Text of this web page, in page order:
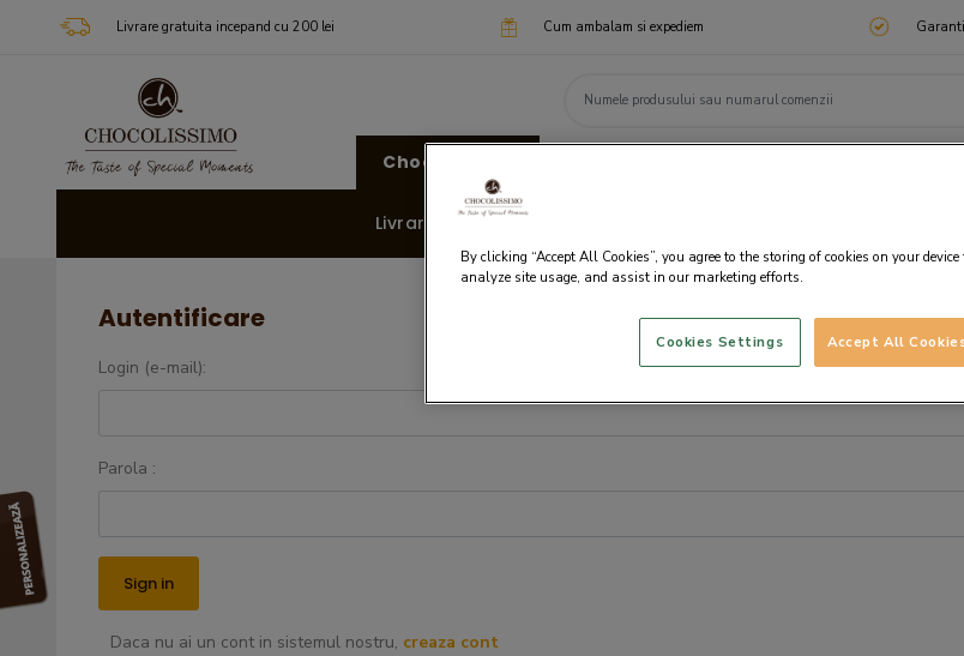
Livrare gratuita incepand cu 200 lei Cum ambalam si expediem
Chocolissimo
Livrare rapida 🚚
Autentificare
Login (e-mail):
Parola :
Daca nu ai un cont in sistemul nostru, creaza cont
By clicking “Accept All Cookies”, you agree to the storing of cookies on your
analyze site usage, and assist in our marketing efforts.
Accept All
Cookies Settings